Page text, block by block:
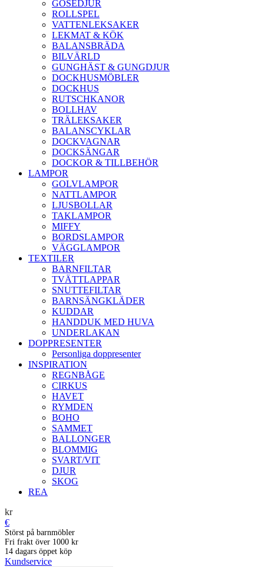
GOSEDJUR
ROLLSPEL
VATTENLEKSAKER
LEKMAT & KÖK
BALANSBRÄDA
BILVÄRLD
GUNGHÄST & GUNGDJUR
DOCKHUSMÖBLER
DOCKHUS
RUTSCHKANOR
BOLLHAV
TRÄLEKSAKER
BALANSCYKLAR
DOCKVAGNAR
DOCKSÄNGAR
DOCKOR & TILLBEHÖR
LAMPOR
GOLVLAMPOR
NATTLAMPOR
LJUSBOLLAR
TAKLAMPOR
MIFFY
BORDSLAMPOR
VÄGGLAMPOR
TEXTILER
BARNFILTAR
TVÄTTLAPPAR
SNUTTEFILTAR
BARNSÄNGKLÄDER
KUDDAR
HANDDUK MED HUVA
UNDERLAKAN
DOPPRESENTER
Personliga doppresenter
INSPIRATION
REGNBÅGE
CIRKUS
HAVET
RYMDEN
BOHO
SAMMET
BALLONGER
BLOMMIG
SVART/VIT
DJUR
SKOG
REA
kr
€
Störst på barnmöbler
Fri frakt över 1000 kr
14 dagars öppet köp
Kundservice